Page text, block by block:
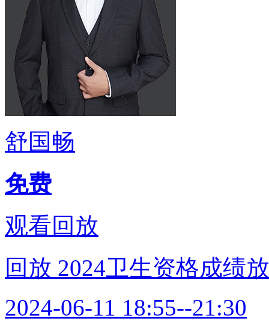
舒国畅
免费
观看回放
回放 2024卫生资格成绩
2024-06-11 18:55--21:30